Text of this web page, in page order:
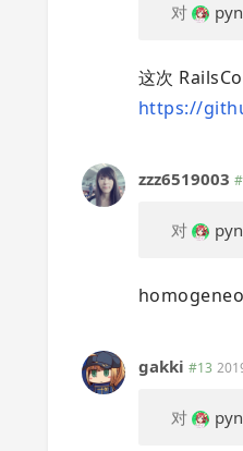
对
这次
https://
zzz6519003
对
gakki #13
对